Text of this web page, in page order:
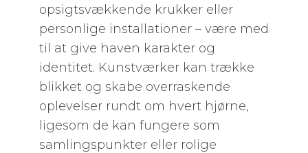
opsigtsvækkende krukker eller
personlige installationer – være med
til at give haven karakter og
identitet. Kunstværker kan trække
blikket og skabe overraskende
oplevelser rundt om hvert hjørne,
ligesom de kan fungere som
samlingspunkter eller rolige